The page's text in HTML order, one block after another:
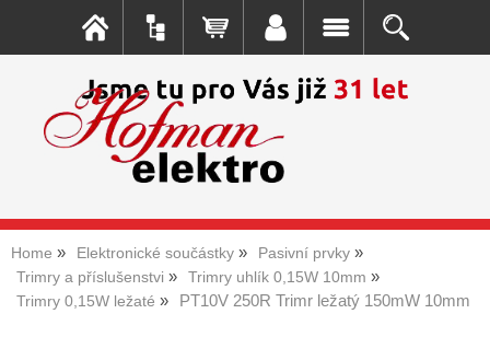
Home Elektronické součástky
Pasivní prvky
Trimry a příslušenstvi
Trimry uhlík 0,15W 10mm
Trimry 0,15W ležaté
PT10V 250R Trimr ležatý 150mW 10mm